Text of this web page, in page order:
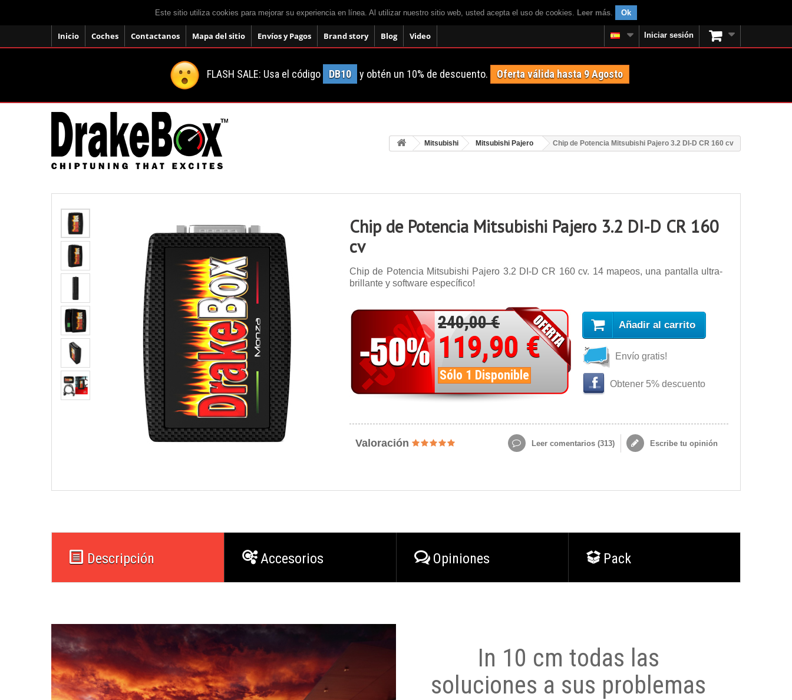
Este sitio utiliza cookies para mejorar su experiencia en línea. Al utilizar nuestro sitio web, usted acepta el uso de cookies. Leer más. Ok
Inicio Coches Contactanos Mapa del sitio Envíos y Pagos Brand story Blog Video Iniciar sesión
FLASH SALE: Usa el código DB10 y obtén un 10% de descuento. Oferta válida hasta 9 Agosto
Mitsubishi Mitsubishi Pajero Chip de Potencia Mitsubishi Pajero 3.2 DI-D CR 160 cv
Chip de Potencia Mitsubishi Pajero 3.2 DI-D CR 160
cv
Chip de Potencia Mitsubishi Pajero 3.2 DI-D CR 160 cv. 14 mapeos, una pantalla ultra-
brillante y software específico!
240,00 €
119,90 €
Sólo 1 Disponible
Añadir al carrito
Envío gratis!
Obtener 5% descuento
Valoración Leer comentarios (313) Escribe tu opinión
Descripción Accesorios Opiniones Pack
In 10 cm todas las
soluciones a sus problemas